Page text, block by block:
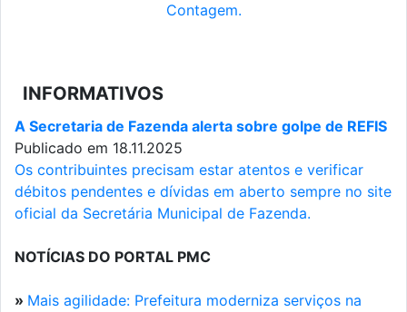
Contagem.
INFORMATIVOS
A Secretaria de Fazenda alerta sobre golpe de REFIS
Publicado em 18.11.2025
Os contribuintes precisam estar atentos e verificar
débitos pendentes e dívidas em aberto sempre no site
oficial da Secretária Municipal de Fazenda.
NOTÍCIAS DO PORTAL PMC
» Mais agilidade: Prefeitura moderniza serviços na